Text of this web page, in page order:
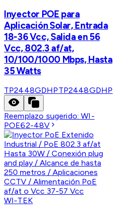
Inyector POE para
Aplicación Solar, Entrada
18-36 Vcc, Salida en 56
Vcc, 802.3 af/at,
10/100/1000 Mbps, Hasta
35 Watts
TP2448GDHPTP2448GDHP
Reemplazo sugerido:WI-
POE62-48V
WI-TEK